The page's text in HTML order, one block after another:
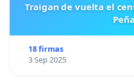
Traigan de vuelta el
18 firmas
3 Sep 2025